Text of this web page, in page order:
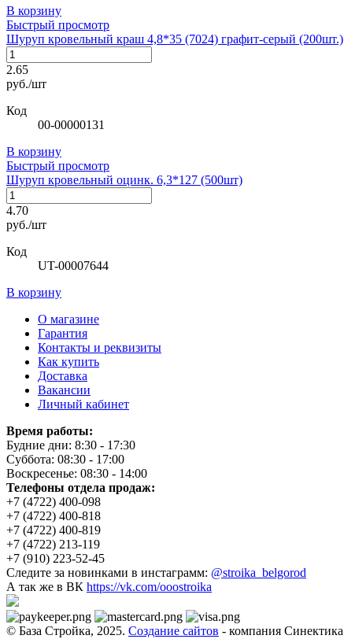
В корзину
Быстрый просмотр
Шуруп кровельный краш 4,8*35 (7024) графит-серый (200шт.)
2.65
руб./шт
Код
00-00000131
В корзину
Быстрый просмотр
Шуруп кровельный оцинк. 6,3*127 (500шт)
4.70
руб./шт
Код
UT-00007644
В корзину
О магазине
Гарантия
Контакты и реквизиты
Как купить
Доставка
Вакансии
Личный кабинет
Время работы:
Будние дни: 8:30 - 17:30
Суббота: 08:30 - 17:00
Воскресенье: 08:30 - 14:00
Телефоны отдела продаж:
+7 (4722) 400-098
+7 (4722) 400-818
+7 (4722) 400-819
+7 (4722) 213-119
+7 (910) 223-52-45
Следите за новинками в инстаграмм: @stroika_belgorod
А так же в ВК https://vk.com/ooostroika
© База Стройка, 2025. Создание сайтов - компания Синектика